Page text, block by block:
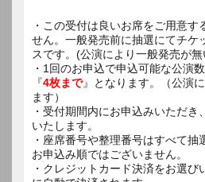
・この受付は良いお席をご用意す
せん。一般発売前に抽選にてチケ
スです。(公演により一般発売が無
・1回のお申込で申込可能な公演
『4枚まで』となります。（公演
ます）
・受付期間内にお申込みいただき
いたします。
・座席番号や整理番号はすべて抽
お申込み順ではございません。
・クレジットカード決済をお選